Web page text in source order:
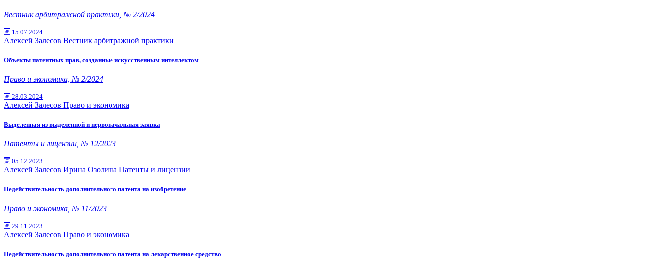
Вестник арбитражной практики, № 2/2024
15.07.2024
Алексей Залесов Вестник арбитражной практики
Объекты патентных прав, созданные искусственным интеллектом
Право и экономика, № 2/2024
28.03.2024
Алексей Залесов Право и экономика
Выделенная из выделенной и первоначальная заявка
Патенты и лицензии, № 12/2023
05.12.2023
Алексей Залесов Ирина Озолина Патенты и лицензии
Недействительность дополнительного патента на изобретение
Право и экономика, № 11/2023
29.11.2023
Алексей Залесов Право и экономика
Недействительность дополнительного патента на лекарственное средство